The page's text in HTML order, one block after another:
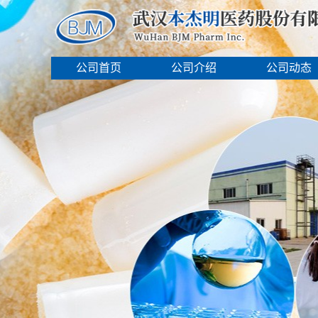
公司首页 公司介绍 公司动态